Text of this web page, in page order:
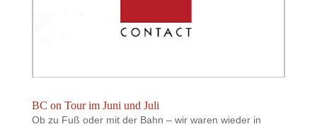
BC on Tour im Juni und Juli
Ob zu Fuß oder mit der Bahn – wir waren wieder in